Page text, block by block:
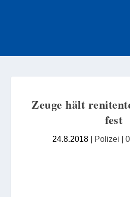
Zeuge hält
fest
24.8.2018 | Polizei | 0